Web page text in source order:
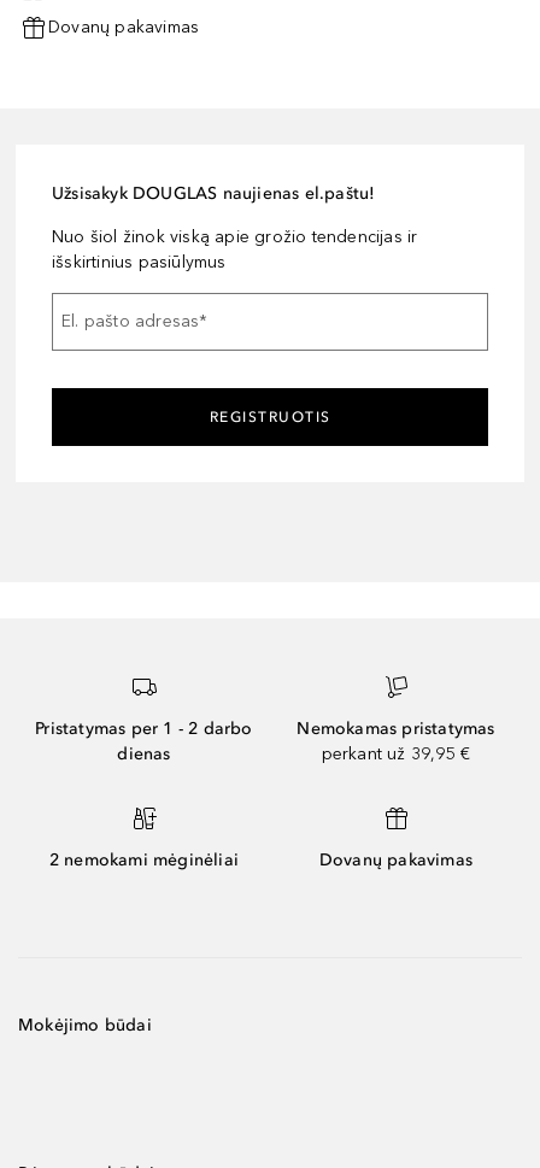
Dovanų pakavimas
Užsisakyk DOUGLAS naujienas el.paštu!
Nuo šiol žinok viską apie grožio tendencijas ir
išskirtinius pasiūlymus
El. pašto adresas*
REGISTRUOTIS
Pristatymas per 1 - 2 darbo
dienas
Nemokamas pristatymas
perkant už 39,95 €
2 nemokami mėginėliai Dovanų pakavimas
Mokėjimo būdai